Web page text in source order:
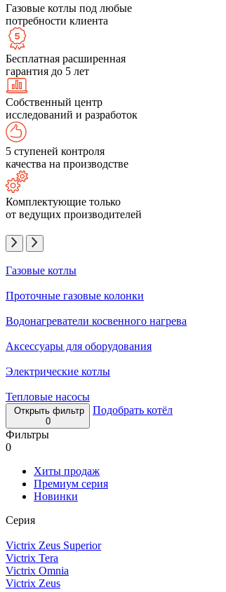
Газовые котлы под любые
потребности клиента
Бесплатная расширенная
гарантия до 5 лет
Собственный центр
исследований и разработок
5 ступеней контроля
качества на производстве
Комплектующие только
от ведущих производителей
Газовые котлы
Проточные газовые колонки
Водонагреватели косвенного нагрева
Аксессуары для оборудования
Электрические котлы
Тепловые насосы
Открыть фильтр
0
Подобрать котёл
Фильтры
0
Хиты продаж
Премиум серия
Новинки
Серия
Victrix Zeus Superior
Victrix Tera
Victrix Omnia
Victrix Zeus